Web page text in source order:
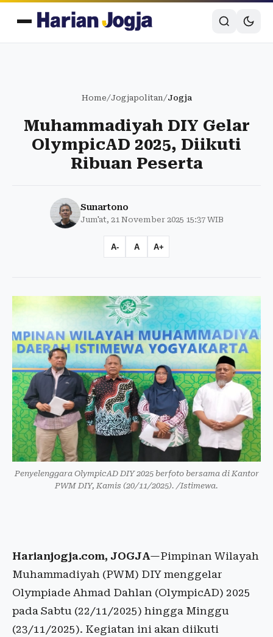
Home/Jogjapolitan/Jogja
Muhammadiyah DIY Gelar
OlympicAD 2025, Diikuti
Ribuan Peserta
Sunartono
Jum'at, 21 November 2025 15:37 WIB
A- A A+
Penyelenggara OlympicAD DIY 2025 berfoto bersama di Kantor
PWM DIY, Kamis (20/11/2025). /Istimewa.
Harianjogja.com, JOGJA—Pimpinan Wilayah
Muhammadiyah (PWM) DIY menggelar
Olympiade Ahmad Dahlan (OlympicAD) 2025
pada Sabtu (22/11/2025) hingga Minggu
(23/11/2025). Kegiatan ini akan diikuti